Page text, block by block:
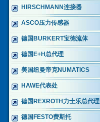
HIRSCHMANN连接器
ASCO压力传感器
德国BURKERT宝德流体
德国E+H总代理
美国纽曼帝克NUMATICS
HAWE代表处
德国REXROTH力士乐总代理
德国FESTO费斯托